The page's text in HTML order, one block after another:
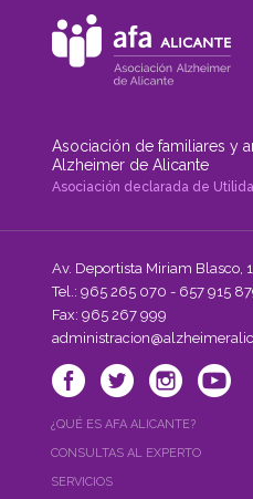
Vicepresidenta
Primera
y
Consellera
Sociales,
Igualdad
y
Vivienda
las
de
la
Asociación
Alzheimer
de
Alicante."
Asociación de familiares y
Alzheimer de Alicante
Asociación declarada de
Av. Deportista Miriam Blasco,
Tel.: 965 265 070 - 657 915
Fax: 965 267 999
¿QUÉ ES AFA ALICANTE?
CONSULTAS AL EXPERTO
SERVICIOS